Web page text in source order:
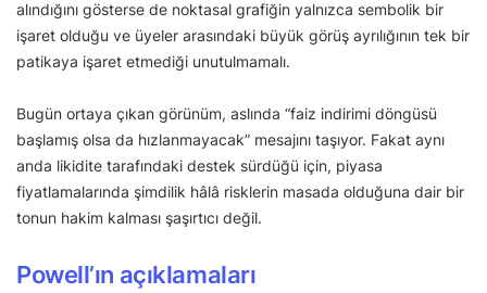
alındığını gösterse de noktasal grafiğin yalnızca sembolik bir
işaret olduğu ve üyeler arasındaki büyük görüş ayrılığının tek bir
patikaya işaret etmediği unutulmamalı.
Bugün ortaya çıkan görünüm, aslında “faiz indirimi döngüsü
başlamış olsa da hızlanmayacak” mesajını taşıyor. Fakat aynı
anda likidite tarafındaki destek sürdüğü için, piyasa
fiyatlamalarında şimdilik hâlâ risklerin masada olduğuna dair bir
tonun hakim kalması şaşırtıcı değil.
Powell’ın açıklamaları